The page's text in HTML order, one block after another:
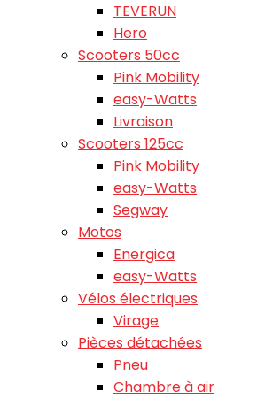
TEVERUN
Hero
Scooters 50cc
Pink Mobility
easy-Watts
Livraison
Scooters 125cc
Pink Mobility
easy-Watts
Segway
Motos
Energica
easy-Watts
Vélos électriques
Virage
Pièces détachées
Pneu
Chambre à air